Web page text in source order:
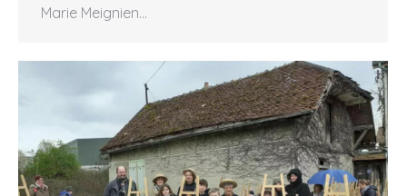
Marie Meignien…